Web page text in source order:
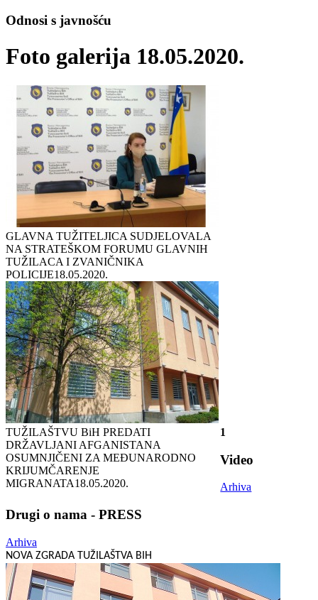
Odnosi s javnošću
Foto galerija 18.05.2020.
GLAVNA TUŽITELJICA SUDJELOVALA
NA STRATEŠKOM FORUMU GLAVNIH
TUŽILACA I ZVANIČNIKA
POLICIJE18.05.2020.
TUŽILAŠTVU BiH PREDATI
DRŽAVLJANI AFGANISTANA
OSUMNJIČENI ZA MEĐUNARODNO
KRIJUMČARENJE
MIGRANATA18.05.2020.
1
Video
Arhiva
Drugi o nama - PRESS
Arhiva
NOVA ZGRADA TUŽILAŠTVA BIH